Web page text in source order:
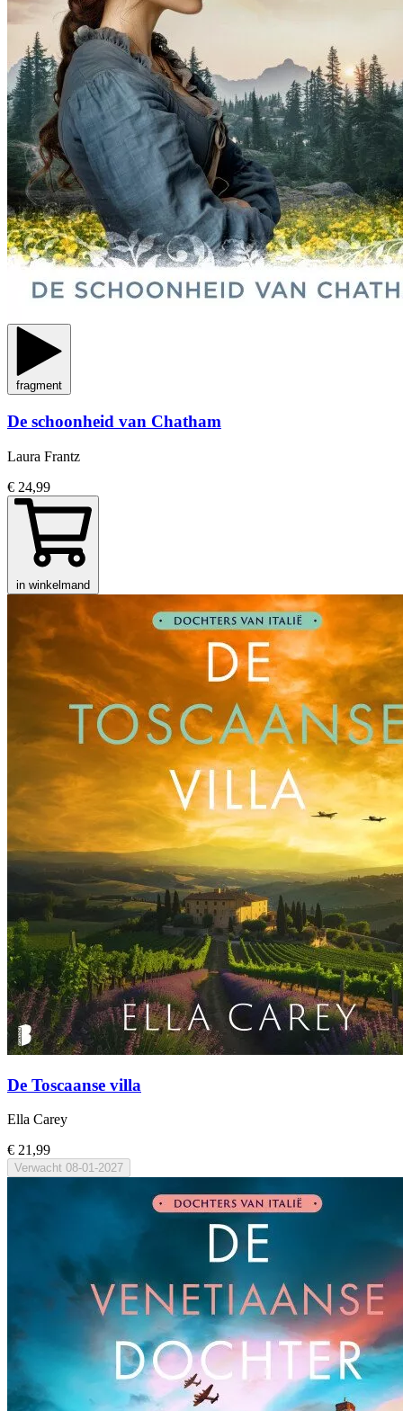
fragment
De schoonheid van Chatham
Laura Frantz
€ 24,99
in winkelmand
De Toscaanse villa
Ella Carey
€ 21,99
Verwacht 08-01-2027